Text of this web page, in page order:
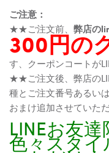
ご注意：
★★ご注文前、 弊店の
300円の
す、クーポンコートが
★★ご注文後、弊店の
種とご注文番号あるい
おまけ追加させていた
LINEお友
色々スタ